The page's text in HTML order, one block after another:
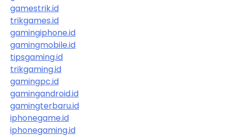
gamestrik.id
trikgames.id
gamingiphone.id
gamingmobile.id
tipsgaming.id
trikgaming.id
gamingpc.id
gamingandroid.id
gamingterbaru.id
iphonegame.id
iphonegaming.id